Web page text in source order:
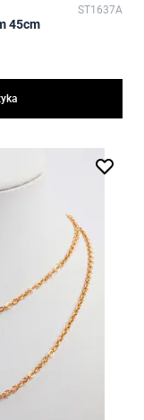
ST1637A
45cm